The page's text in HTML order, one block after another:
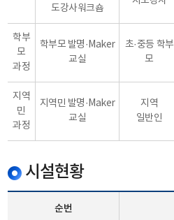
도강사워크숍
학부
모
과정
학부모 발명·Maker
교실
초·중등 학부
모
지역
민
과정
지역민 발명·Maker
교실
지역
일반인
시설현황
순번